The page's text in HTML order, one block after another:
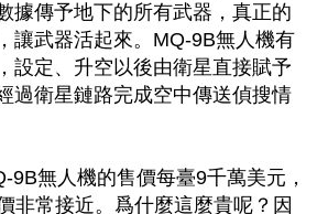
據傳予地下的所有武器，真正的
讓武器活起來。MQ-9B無人機有
設定、升空以後由衛星直接賦予
過衛星鏈路完成空中傳送偵搜情
9B無人機的售價每臺9千萬美元，
非常接近。爲什麼這麼貴呢？因